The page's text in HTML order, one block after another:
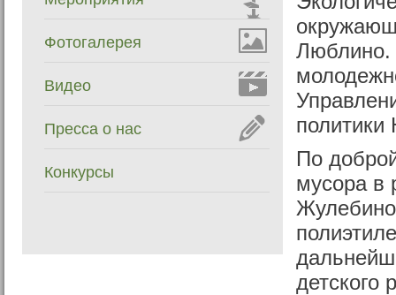
Фотогалерея
Видео
Пресса о нас
Конкурсы
Люблино.
По
мусора в
детского